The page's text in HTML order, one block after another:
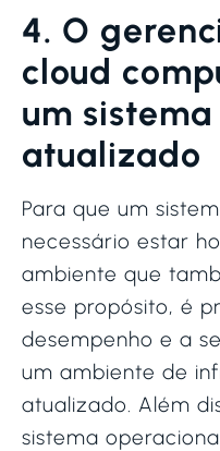
4. O
cloud
um
atualizado
Para que um
necessário estar
ambiente que
esse propósito, é
desempenho e a
um ambiente de
atualizado. Além
sistema